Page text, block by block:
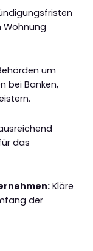
Wohnung
um
bei Banken,
das
Kläre
der